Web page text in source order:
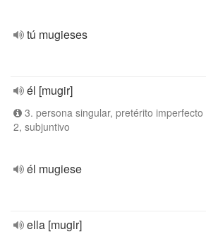
tú mugieses
él [mugir]
3. persona singular, pretérito imperfecto
2, subjuntivo
él mugiese
ella [mugir]